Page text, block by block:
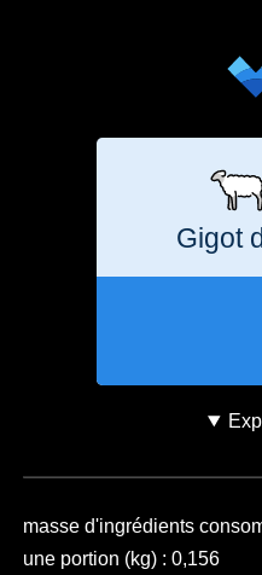
Gigot
masse d'ingrédients
une portion (kg) : 0,156